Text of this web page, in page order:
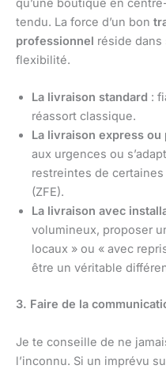
qu’une boutique en
tendu. La force d’un bon
professionnel réside dans
flexibilité.
La livraison standard :
réassort classique.
La livraison express ou
aux urgences ou
restreintes de
(ZFE).
La livraison avec
volumineux, proposer
locaux » ou « avec
être un véritable
3. Faire de la
Je te conseille de ne
l’inconnu. Si un imprévu